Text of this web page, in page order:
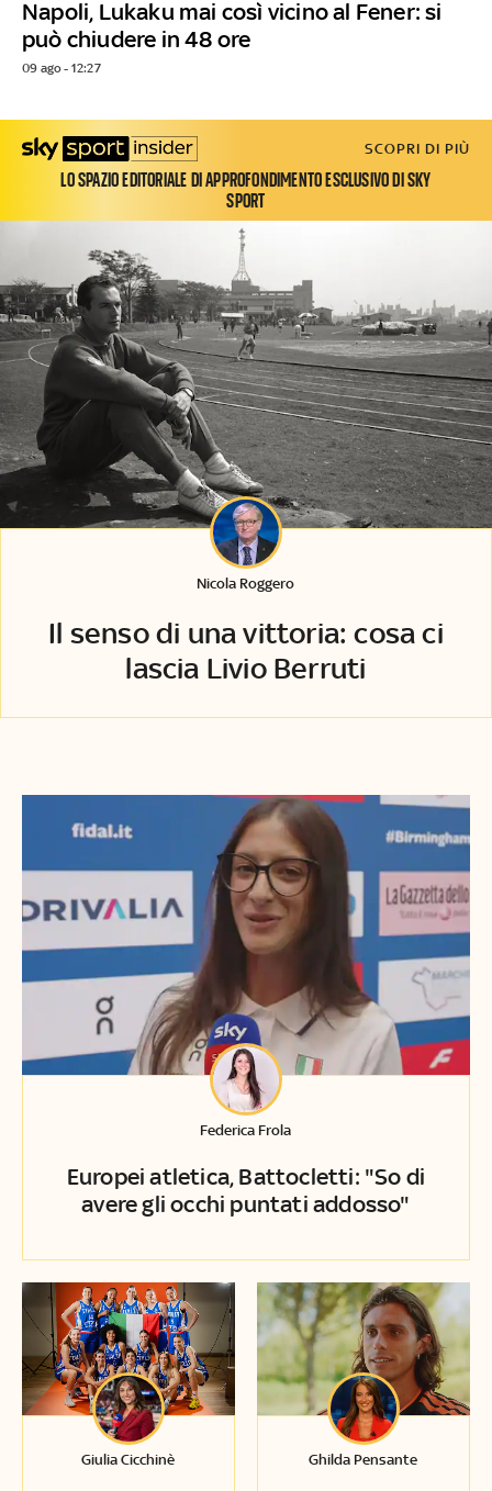
Napoli, Lukaku mai così vicino al Fener: si
può chiudere in 48 ore
09 ago - 12:27
LO SPAZIO EDITORIALE DI APPROFONDIMENTO ESCLUSIVO DI SKY
SPORT
SCOPRI DI PIÙ
Il senso di una vittoria: cosa ci
lascia Livio Berruti
Nicola Roggero
Europei atletica, Battocletti: "So di
avere gli occhi puntati addosso"
Federica Frola
Giulia Cicchinè Ghilda Pensante